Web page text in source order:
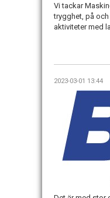
Vi tackar
trygghet, på
aktiviteter med
2023-03-01 13:44